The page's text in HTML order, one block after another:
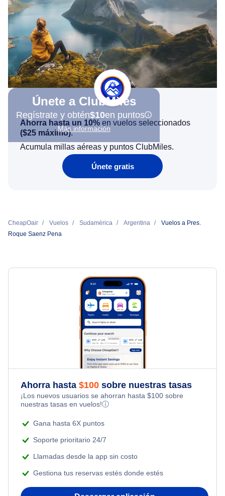
Únete a ClubMiles
Regístrate y obtén$10en puntos
Más información
Ahorra hasta un 10% en vuelos seleccionados
($25 máximo).
Acumula millas aéreas y puntos ClubMiles.
Únete gratis
CheapOair Vuelos Sudamérica Argentina
Vuelos a Pres.
Roque Saenz Pena
Ahorra hasta $100 sobre nuestras tasas
¡Los nuevos usuarios se ahorran hasta $100 sobre
nuestras tasas en vuelos!ⓘ
Gana hasta 6X puntos
Soporte prioritario 24/7
Llamadas desde la app sin costo
Gestiona tus reservas estés donde estés